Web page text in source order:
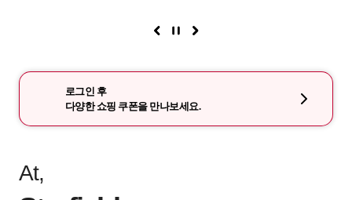
로그인 후
다양한 쇼핑 쿠폰을 만나보세요.
At,